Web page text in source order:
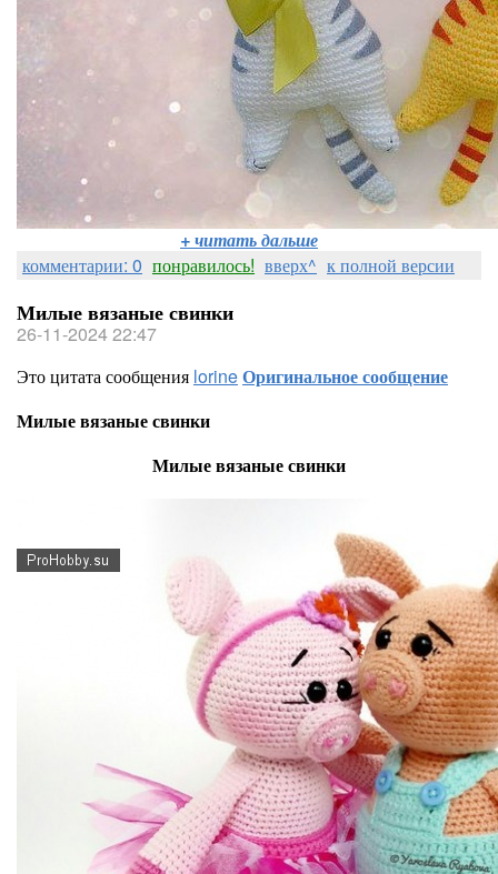
+ читать дальше
комментарии: 0 понравилось! вверх^ к полной версии
Милые вязаные свинки
26-11-2024 22:47
Это цитата сообщения lorineОригинальное сообщение
Милые вязаные свинки
Милые вязаные свинки